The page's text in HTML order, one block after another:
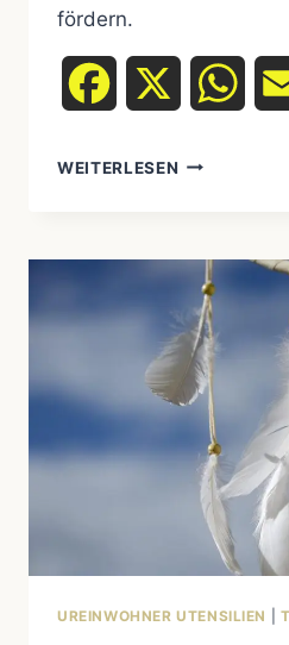
fördern.
Facebook
WEITERLESEN DIE
ZUR
INDIGENEN
KULTUR
UREINWOHNER UTENSILIEN